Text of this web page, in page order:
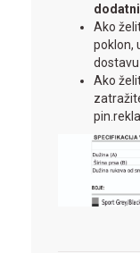
Ako
poklon,
dostavu
Ako